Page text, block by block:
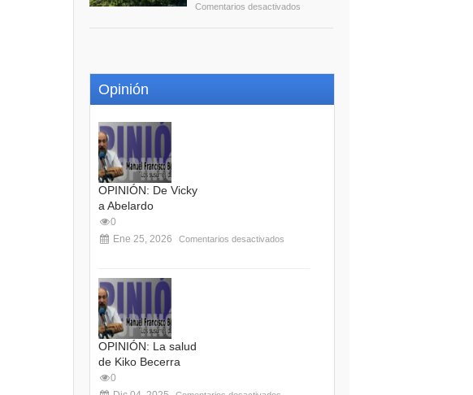
Comentarios desactivados
Opinión
OPINIÓN: De Vicky
a Abelardo
0
Ene 25, 2026
Comentarios desactivados
OPINIÓN: La salud
de Kiko Becerra
0